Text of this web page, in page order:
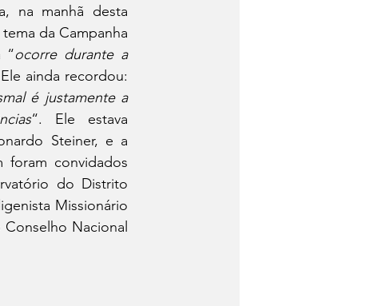
na manhã desta
da Campanha
“ocorre durante a
ainda recordou:
é justamente a
“. Ele estava
Steiner, e a
foram convidados
do Distrito
Missionário
Nacional